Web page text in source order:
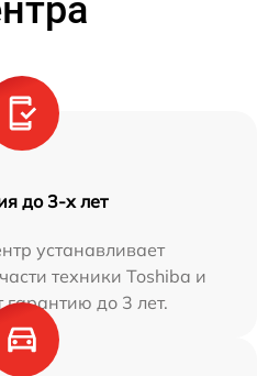
до 3-х лет
устанавливает
техники Toshiba и
гарантию до 3 лет.